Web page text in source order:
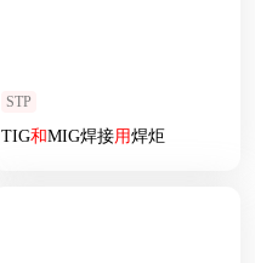
STP
TIG和MIG焊接用焊炬